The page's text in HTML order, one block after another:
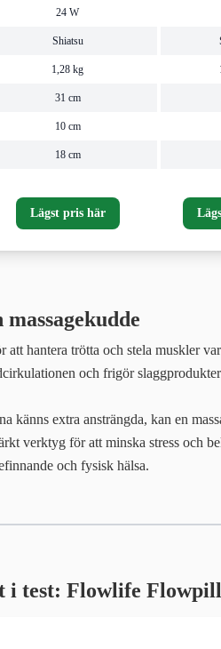
24 W
Shiatsu
1,28 kg
31 cm
10 cm
18 cm
Lägst pris här
att hantera trötta och stela muskler
och frigör
känns extra ansträngda, kan en
verktyg för att minska stress och
och fysisk hälsa.
i test: Flowlife